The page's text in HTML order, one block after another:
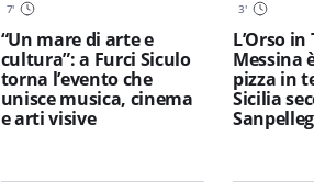
7'
“Un mare di arte e
cultura”: a Furci Siculo
torna l’evento che
unisce musica, cinema
e arti visive
3'
L’Orso
Messina
pizza in
Sicilia